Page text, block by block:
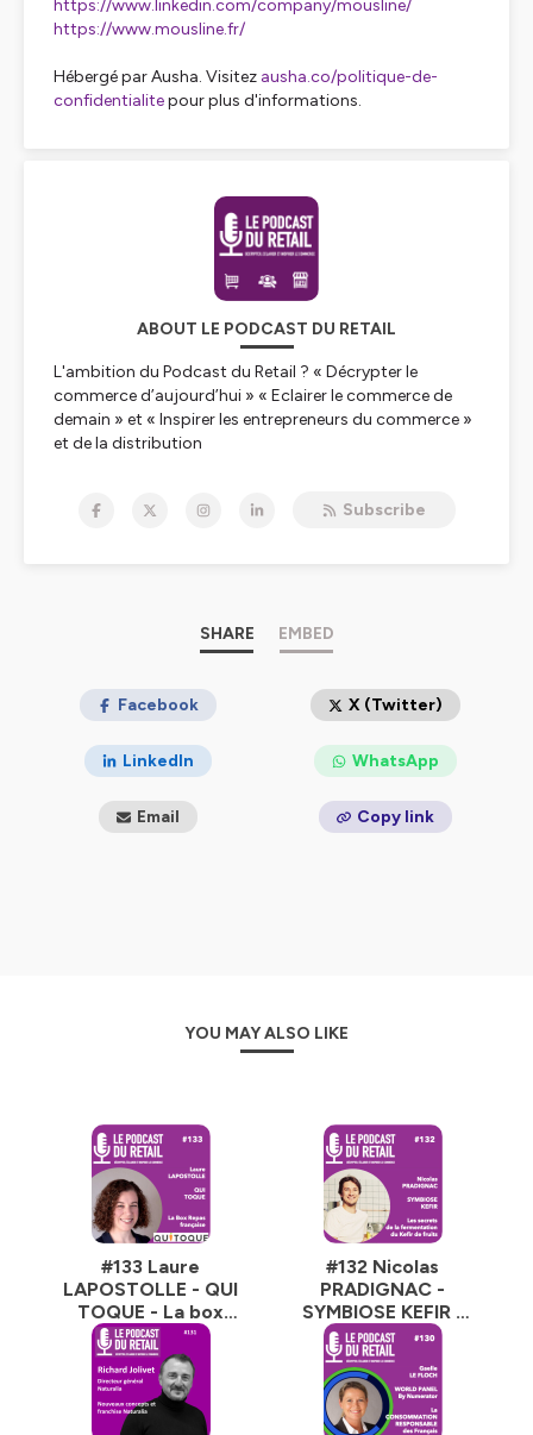
https://www.linkedin.com/company/mousline/
https://www.mousline.fr/
Hébergé par Ausha. Visitez ausha.co/politique-de-
confidentialitepour plus d'informations.
ABOUT LE PODCAST DU RETAIL
L'ambition du Podcast du Retail ? « Décrypter le
commerce d’aujourd’hui » « Eclairer le commerce de
demain » et « Inspirer les entrepreneurs du commerce »
et de la distribution
Le Podcast du Retail est propulsé par Retail&Detail ,
pour plus d'informations.
Subscribe
SHARE EMBED
Facebook X (Twitter)
LinkedIn WhatsApp
Email Copy link
YOU MAY ALSO LIKE
#133 Laure
LAPOSTOLLE - QUI
TOQUE - La box
repas française,
pour bien manger,
cuisiner,
consommer
#132 Nicolas
PRADIGNAC -
SYMBIOSE KEFIR -
Les secrets de la
fermentation du
Kefir de fruits